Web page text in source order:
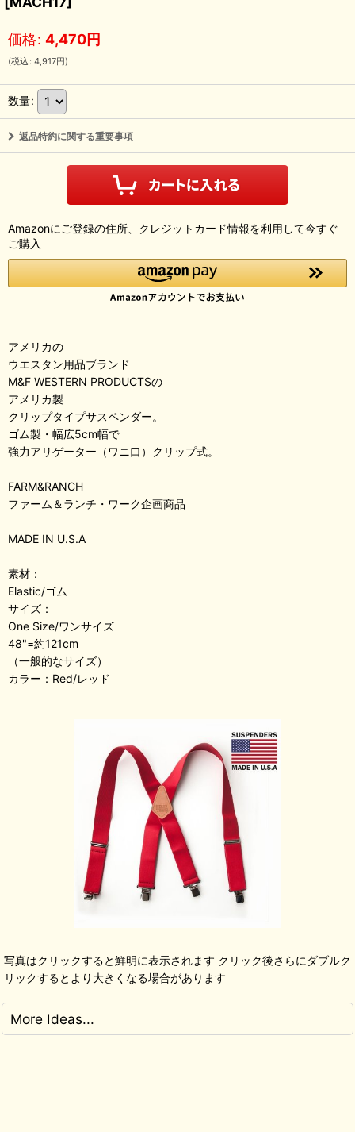
価格: 4,470円
(税込 : 4,917円)
数量:
返品特約に関する重要事項
Amazonにご登録の住所、クレジットカード情報を利用して今すぐ
ご購入
アメリカの
ウエスタン用品ブランド
M&F WESTERN PRODUCTSの
アメリカ製
クリップタイプサスペンダー。
ゴム製・幅広5cm幅で
強力アリゲーター（ワニ口）クリップ式。
FARM&RANCH
ファーム＆ランチ・ワーク企画商品
MADE IN U.S.A
素材：
Elastic/ゴム
サイズ：
One Size/ワンサイズ
48"=約121cm
（一般的なサイズ）
カラー：Red/レッド
写真はクリックすると鮮明に表示されます クリック後さらにダブルク
リックするとより大きくなる場合があります
More Ideas...